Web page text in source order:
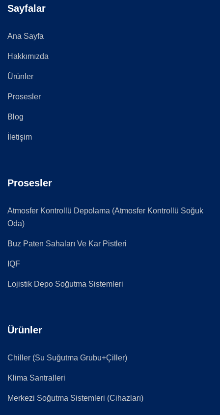
Sayfalar
Ana Sayfa
Hakkımızda
Ürünler
Prosesler
Blog
İletişim
Prosesler
Atmosfer Kontrollü Depolama (Atmosfer Kontrollü Soğuk
Oda)
Buz Paten Sahaları Ve Kar Pistleri
IQF
Lojistik Depo Soğutma Sistemleri
Ürünler
Chiller (Su Suğutma Grubu+Çiller)
Klima Santralleri
Merkezi Soğutma Sistemleri (Cihazları)